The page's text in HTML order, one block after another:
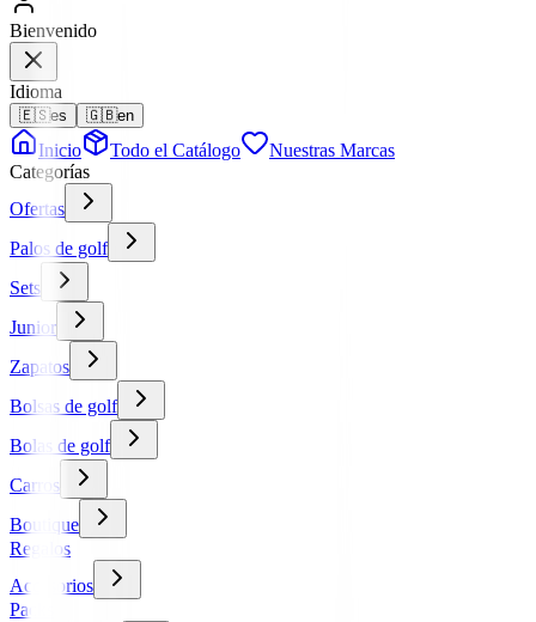
Bienvenido
Idioma
🇪🇸es 🇬🇧en
Inicio Todo el Catálogo
Nuestras Marcas
Categorías
Ofertas
Palos de golf
Sets
Junior
Zapatos
Bolsas de golf
Bolas de golf
Carros
Boutique
Regalos
Accesorios
Packs